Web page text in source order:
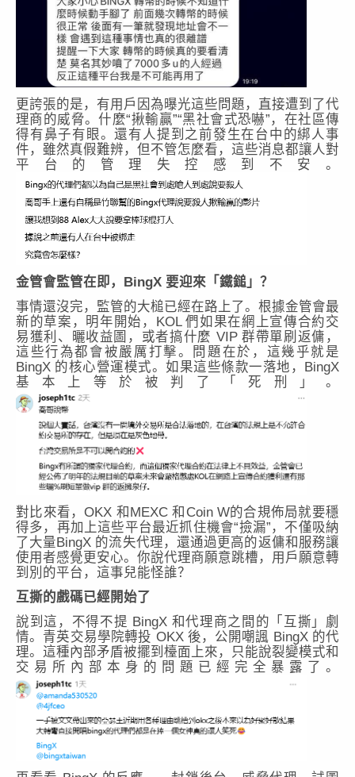
更誇張的是，有用戶因為曝光這些問題，直接遭到了代
理商的威脅。什麼“揪輸贏”“黑社會式恐嚇”，在社區傳
得有鼻子有眼。還有人提到之前發生在台中的綁人事
件，雖然真假難辨，但不管怎麼看，這些消息都讓人對
平台的管理失控感到不安。
金管會監管在即，BingX 要迎來「鐵鎚」？
事情還沒完，監管的大槌已經在路上了。根據金管會最
新的草案，明年開始，KOL 們如果在網上宣傳合約交
易獲利、曬收益圖，或者搞什麼 VIP 群帶單刷返傭，
這些行為都會被嚴厲打擊。問題在於，這幾乎就是
BingX 的核心營運模式。如果這些條款一落地，BingX
基本上等於被判了「死刑」。
對比來看，OKX 和MEXC 和Coin W的合規佈局就要穩
得多，再加上這些平台最近抓住機會“撿漏”，不僅吸納
了大量BingX 的流失代理，還通過更高的返傭和服務讓
使用者感覺更安心。你說代理商願意跳槽，用戶願意轉
到別的平台，這事兒能怪誰？
互撕的戲碼已經開始了
說到這，不得不提 BingX 和代理商之間的「互撕」劇
情。青英交易學院轉投 OKX 後，公開嘲諷 BingX 的代
理。這種內部矛盾被擺到檯面上來，只能說裂變模式和
交易所內部本身的問題已經完全暴露了。